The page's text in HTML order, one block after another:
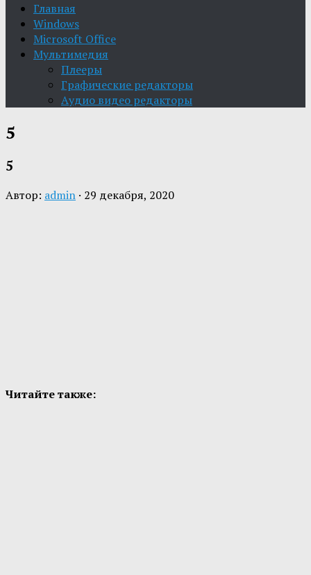
Главная
Windows
Microsoft Office
Мультимедия
Плееры
Графические редакторы
Aудио видео редакторы
5
5
Автор: admin · 29 декабря, 2020
Читайте также: